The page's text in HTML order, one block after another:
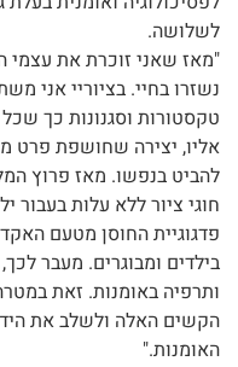
לשלושה.
"מאז שאני זוכרת את עצמי
נשזרו בחיי. בציוריי אני
טקסטורות וסגנונות כך
אליו, יצירה שחושפת פרט
חוגי ציור ללא עלות בעבור
פדגוגיית החוסן מטעם
בילדים ומבוגרים. מעבר
ותרפיה באומנות. זאת
הקשים האלה ולשלב את
האומנות."